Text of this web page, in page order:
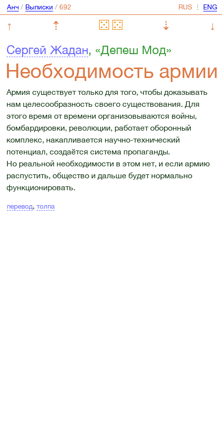
Анч/ Выписки / ⋮
↑ ⇡ ⇣
↓
Сергей Жадан, «Депеш Мод»
Необходимость армии
Армия существует только для того, чтобы доказывать
нам целесообразность своего существования. Для
этого время от времени организовываются войны,
бомбардировки, революции, работает оборонный
комплекс, накапливается научно-технический
потенциал, создаётся система пропаганды.
Но реальной необходимости в этом нет, и если армию
распустить, общество и дальше будет нормально
функционировать.
перевод, толпа